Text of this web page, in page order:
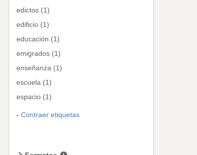
edictos (1)
edificio (1)
educación (1)
emigrados (1)
enseñanza (1)
escuela (1)
espacio (1)
Contraer etiquetas